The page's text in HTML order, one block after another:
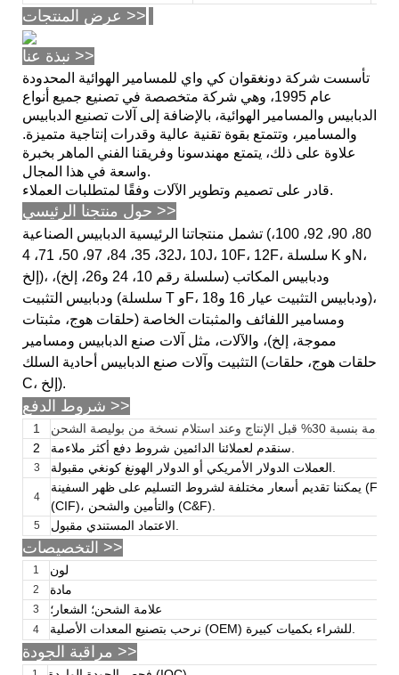
عرض المنتجات >>
نبذة عنا >>
تأسست شركة دونغقوان كي واي للمسامير الهوائية المحدودة
عام 1995، وهي شركة متخصصة في تصنيع جميع أنواع
الدبابيس والمسامير الهوائية، بالإضافة إلى آلات تصنيع الدبابيس
والمسامير، وتتمتع بقوة تقنية عالية وقدرات إنتاجية متميزة.
علاوة على ذلك، يتمتع مهندسونا وفريقنا الفني الماهر بخبرة
واسعة في هذا المجال.
قادر على تصميم وتطوير الآلات وفقًا لمتطلبات العملاء.
حول منتجنا الرئيسي >>
تشمل منتجاتنا الرئيسية الدبابيس الصناعية (80، 90، 92، 100،
32، 35، 84، 97، 50، 71، 4J، 10J، 10F، 12F، سلسلة K وN،
إلخ)، ودبابيس المكاتب (سلسلة رقم 10، 24 و26، إلخ)،
ودبابيس التثبيت (سلسلة T وF، ودبابيس التثبيت عيار 16 و18)،
ومسامير اللفائف والمثبتات الخاصة (حلقات هوج، مثبتات
مموجة، إلخ)، والآلات، مثل آلات صنع الدبابيس ومسامير
التثبيت وآلات صنع الدبابيس أحادية السلك (حلقات هوج، حلقات
C، إلخ).
شروط الدفع >>
1
قبل الإنتاج وعند استلام نسخة من بوليصة الشحن
2
3
4
يمكننا تقديم أسعار مختلفة لشروط التسليم على ظهر السفينة (FOB)، والتأمين والشحن
(CIF)، والتأمين والشحن (C&F).
5
التخصيصات >>
1 لون
2 مادة
3 علامة الشحن؛ الشعار؛
4
مراقبة الجودة >>